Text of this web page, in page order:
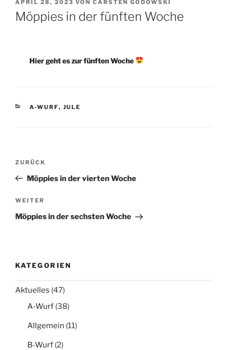
VERÖFFENTLICHT
AM
APRIL 28, 2023 VON CARSTEN GODOWSKI
Möppies in der fünften Woche
Hier geht es zur fünften Woche
KATEGORIEN
A-WURF, JULE
Beitragsnavigation
Vorheriger
Beitrag
ZURÜCK
Möppies in der vierten Woche
Nächster
Beitrag
WEITER
Möppies in der sechsten Woche
KATEGORIEN
Aktuelles (47)
A-Wurf (38)
Allgemein (11)
B-Wurf (2)